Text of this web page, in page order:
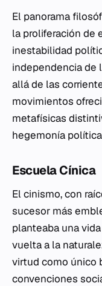
El panorama
la proliferación de
inestabilidad
independencia de
allá de las
movimientos
metafísicas
hegemonía
Escuela Cínica
El cinismo, con
sucesor más
planteaba una
vuelta a la
virtud como único
convenciones